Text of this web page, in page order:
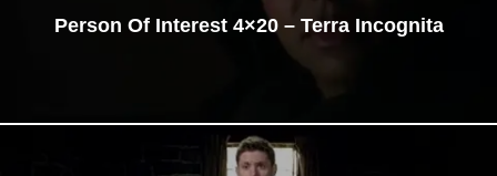
Person Of Interest 4×20 – Terra Incognita